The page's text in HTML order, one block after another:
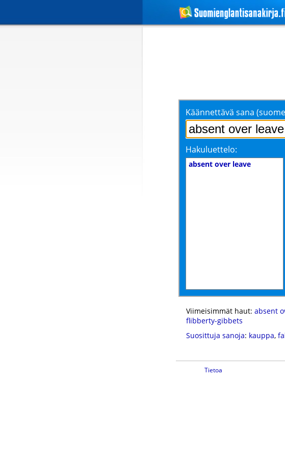
Käännettävä sana
Hakuluettelo:
absent over leave
Viimeisimmät haut: absent
flibberty-gibbets
Suosittuja sanoja: kauppa,
Tietoa